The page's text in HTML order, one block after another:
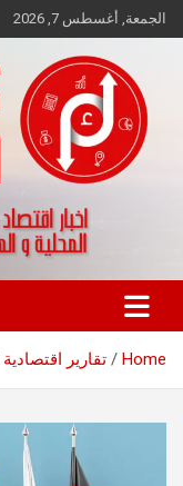
Skip
to
الجمعة, أغسطس 7, 2026
كواليس
اخبار اقتصاد فلسطين و
Home تقارير اقتصادية